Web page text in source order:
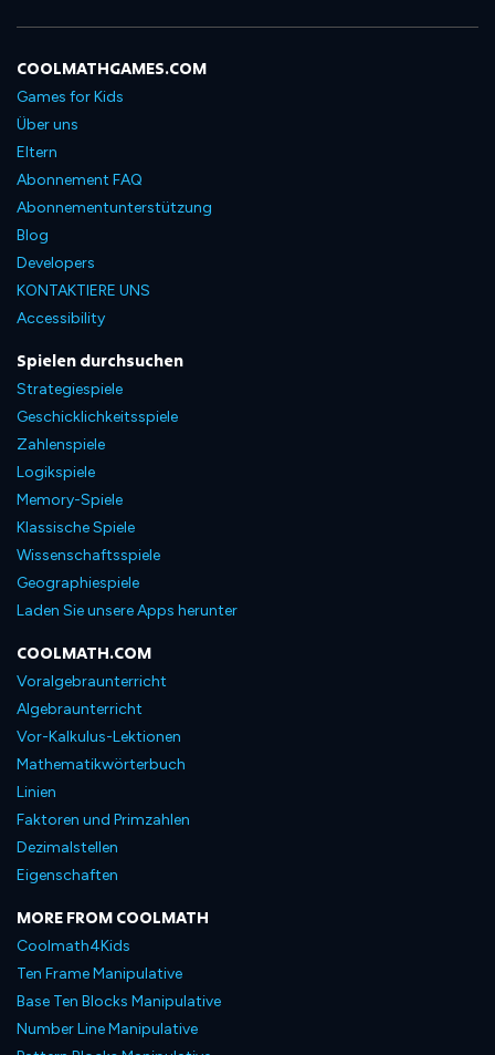
COOLMATHGAMES.COM
Games for Kids
Über uns
Eltern
Abonnement FAQ
Abonnementunterstützung
Blog
Developers
KONTAKTIERE UNS
Accessibility
Spielen durchsuchen
Strategiespiele
Geschicklichkeitsspiele
Zahlenspiele
Logikspiele
Memory-Spiele
Klassische Spiele
Wissenschaftsspiele
Geographiespiele
Laden Sie unsere Apps herunter
COOLMATH.COM
Voralgebraunterricht
Algebraunterricht
Vor-Kalkulus-Lektionen
Mathematikwörterbuch
Linien
Faktoren und Primzahlen
Dezimalstellen
Eigenschaften
MORE FROM COOLMATH
Coolmath4Kids
Ten Frame Manipulative
Base Ten Blocks Manipulative
Number Line Manipulative